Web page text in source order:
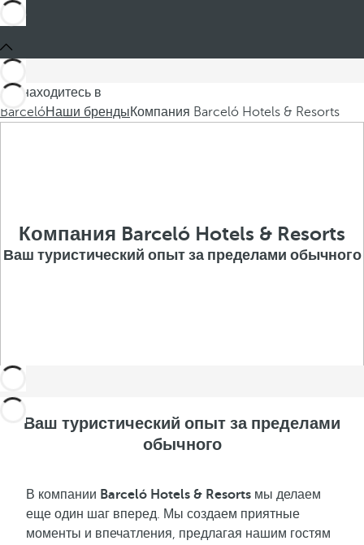
Вы находитесь в
BarcelóНаши брендыКомпания Barceló Hotels & Resorts
Компания Barceló Hotels & Resorts
Ваш туристический опыт за пределами обычного
Ваш туристический опыт за пределами
обычного
В компании Barceló Hotels & Resorts мы делаем
еще один шаг вперед. Мы создаем приятные
моменты и впечатления, предлагая нашим гостям